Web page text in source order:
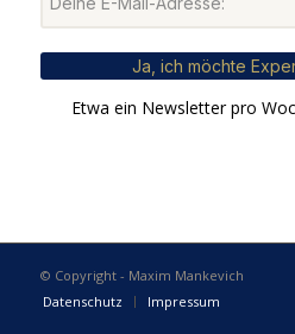
Ja, ich möchte
Etwa ein Newsletter pro
© Copyright - Maxim Mankevich
Datenschutz
Impressum